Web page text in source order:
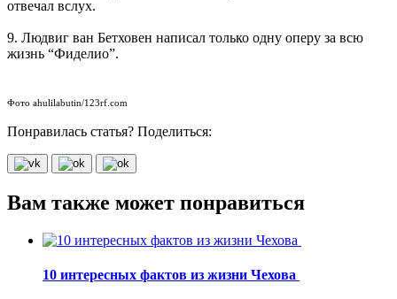
отвечал вслух.
9. Людвиг ван Бетховен написал только одну оперу за всю
жизнь “Фиделио”.
Фото ahulilabutin/123rf.com
Понравилась статья? Поделиться:
Вам также может понравиться
10 интересных фактов из жизни Чехова